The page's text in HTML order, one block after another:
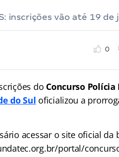
inscrições vão até 19
0
do Concurso Polícia
do Sul oficializou a
acessar o site oficial da
portal/